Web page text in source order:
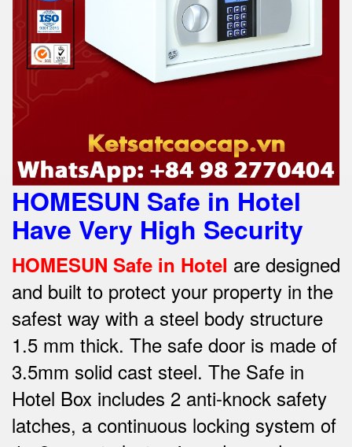
HOMESUN Safe in Hotel
Have Very High Security
HOMESUN Safe in Hotel are designed
and built to protect your property in the
safest way with a steel body structure
1.5 mm thick. The safe door is made of
3.5mm solid cast steel. The Safe in
Hotel Box includes 2 anti-knock safety
latches, a continuous locking system of